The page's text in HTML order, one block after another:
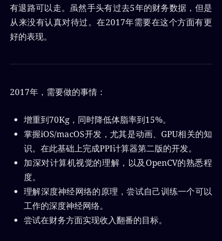
有退路可以走。虽然手头有过去5年的财务数据，但是
从来没有认真对待过。在2017年需要在这个方面有更
好的表现。
2017年，需要做的事情：
增重到70Kg，同时降低体脂率到15%。
掌握iOS/macOS开发，尤其是动画、GPU相关的知
识。在此基础上完成PPI计算器第二版的开发。
加深对计算机视觉的理解，以及OpenCV的熟悉程
度。
理解深度神经网络的原理，尝试自己训练一个可以
工作的深度神经网络。
尝试在财务方面实现收入翻番的目标。